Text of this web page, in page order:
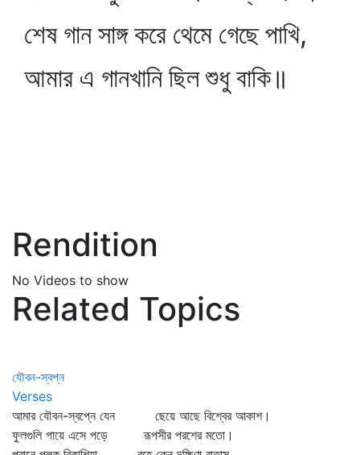
শেষ গান সাঙ্গ করে থেমে গেছে পাখি,
আমার এ গানখানি ছিল শুধু বাকি॥
Rendition
No Videos to show
Related Topics
যৌবন-স্বপ্ন
Verses
আমার যৌবন-স্বপ্নে যেন ছেয়ে আছে বিশ্বের আকাশ।
ফুলগুলি গায়ে এসে পড়ে রূপসীর পরশের মতো।